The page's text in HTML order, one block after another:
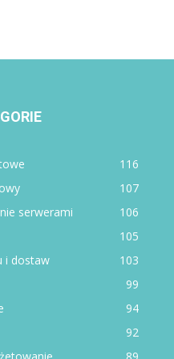
116
107
serwerami
106
105
i dostaw
103
99
94
92